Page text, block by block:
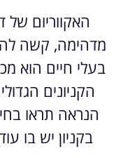
האקווריום
מדהימה, קשה
בעלי חיים הוא
הקניונים
הנראה תראו
בקניון יש בו